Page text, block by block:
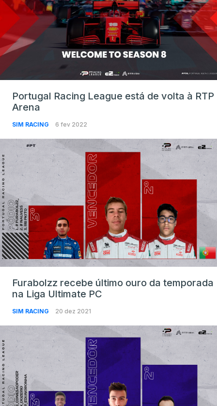
Portugal Racing League está de volta à RTP
Arena
SIM RACING 6 fev 2022
Furabolzz recebe último ouro da temporada
na Liga Ultimate PC
SIM RACING 20 dez 2021